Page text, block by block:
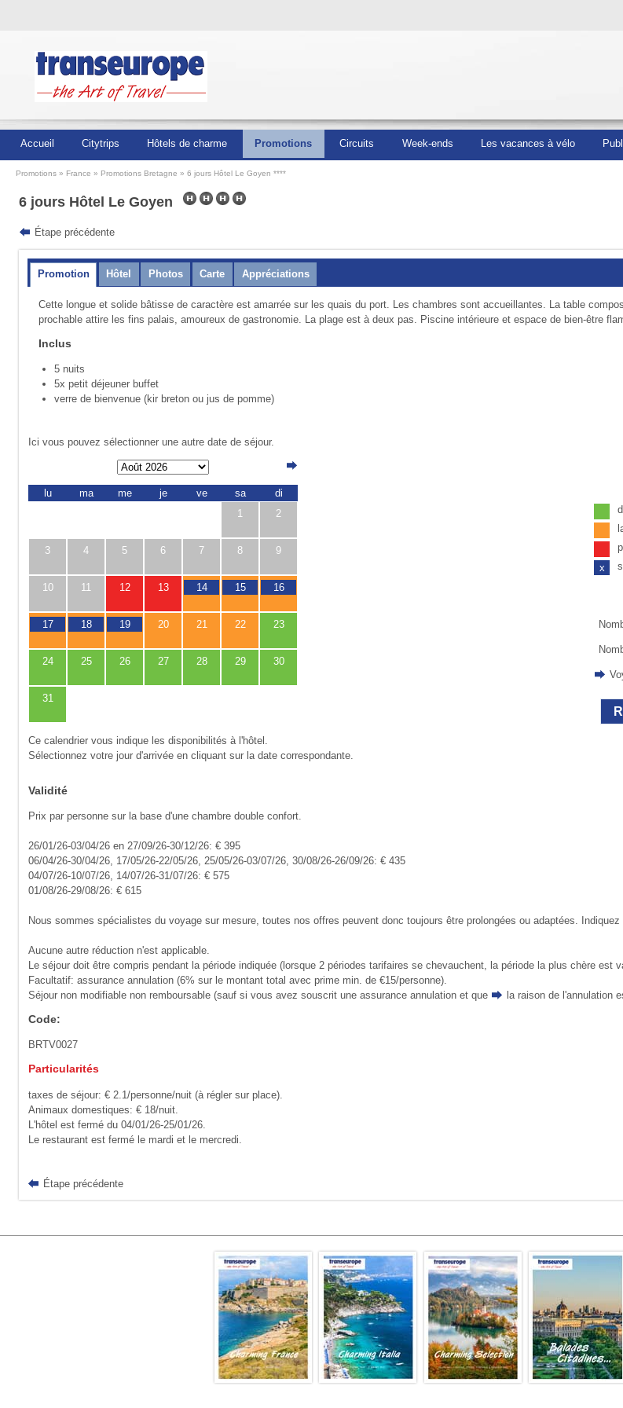
Accueil Citytrips Hôtels de charme Promotions Circuits Week-ends Les vacances à vélo
Promotions France Promotions Bretagne 6 jours Hôtel Le Goyen ****
6 jours Hôtel Le Goyen
Étape précédente
Promotion Hôtel Photos Carte Appréciations
Cette longue et solide bâtisse de caractère est amarrée sur les quais du port. Les chambres sont accueillantes. La table
prochable attire les fins palais, amoureux de gastronomie. La plage est à deux pas. Piscine intérieure et espace de bien-être
Inclus
5 nuits
5x petit déjeuner buffet
verre de bienvenue (kir breton ou jus de pomme)
Ici vous pouvez sélectionner une autre date de séjour.
lu ma me je ve sa
di
1
2
3 4 5 6 7 8 9
10 11 12 13 14 15 16
17 18 19 20 21 22 23
24 25 26 27 28 29 30
31
Ce calendrier vous indique les disponibilités à l'hôtel.
Sélectionnez votre jour d'arrivée en cliquant sur la date correspondante.
x
Validité
Prix par personne sur la base d'une chambre double confort.
26/01/26-03/04/26 en 27/09/26-30/12/26: € 395
06/04/26-30/04/26, 17/05/26-22/05/26, 25/05/26-03/07/26, 30/08/26-26/09/26: € 435
04/07/26-10/07/26, 14/07/26-31/07/26: € 575
01/08/26-29/08/26: € 615
Nous sommes spécialistes du voyage sur mesure, toutes nos offres peuvent donc toujours être prolongées ou adaptées.
Aucune autre réduction n'est applicable.
Le séjour doit être compris pendant la période indiquée (lorsque 2 périodes tarifaires se chevauchent, la période la plus chère est
Facultatif: assurance annulation (6% sur le montant total avec prime min. de €15/personne).
Séjour non modifiable non remboursable (sauf si vous avez souscrit une assurance annulation et que
la raison de l'annulation
Code:
BRTV0027
Particularités
taxes de séjour: € 2.1/personne/nuit (à régler sur place).
Animaux domestiques: € 18/nuit.
L'hôtel est fermé du 04/01/26-25/01/26.
Le restaurant est fermé le mardi et le mercredi.
Étape précédente